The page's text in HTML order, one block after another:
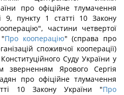
про офіційне тлумачення
9, пункту 1 статті 10 Закону
частини четвертої
Про кооперацію" (справа про
споживчої кооперації)
Суду України у
зверненням Ярового Сергія
про офіційне тлумачення
10 Закону України "Про